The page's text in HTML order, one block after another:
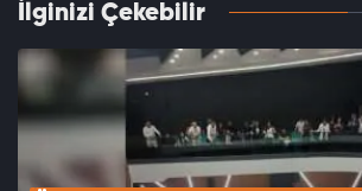
İlginizi Çekebilir